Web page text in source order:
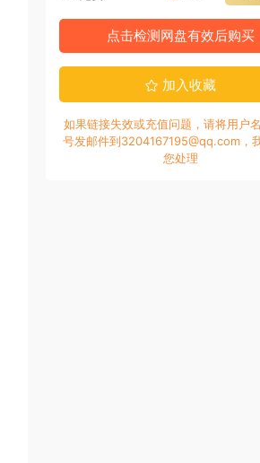
点击检测网盘有效后购买
加入收藏
如果链接失效或充值问题，请将用户
号发邮件到3204167195@qq.com，
您处理